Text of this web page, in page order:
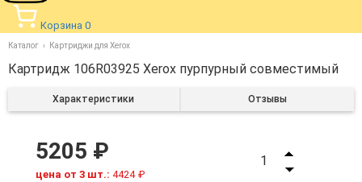
Корзина 0
Каталог Картриджи для Xerox
Картридж 106R03925 Xerox пурпурный совместимый
Характеристики Отзывы
5205 ₽
цена от 3 шт.: 4424 ₽
1